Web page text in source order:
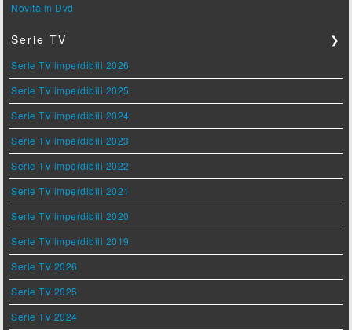
Novità in Dvd
Serie TV ❯
Serie TV imperdibili 2026
Serie TV imperdibili 2025
Serie TV imperdibili 2024
Serie TV imperdibili 2023
Serie TV imperdibili 2022
Serie TV imperdibili 2021
Serie TV imperdibili 2020
Serie TV imperdibili 2019
Serie TV 2026
Serie TV 2025
Serie TV 2024